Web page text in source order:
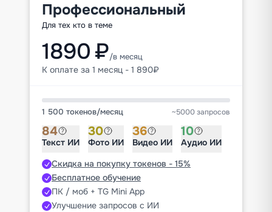
Профессиональный
Для тех кто в теме
1890 ₽/в месяц
К оплате за 1 месяц - 1 890₽
1 500 токенов/месяц ~5000 запросов
84
Текст ИИ
30
Фото ИИ
36
Видео ИИ
10
Аудио ИИ
Скидка на покупку токенов - 15%
Бесплатное обучение
ПК / моб + TG Mini App
Улучшение запросов с ИИ